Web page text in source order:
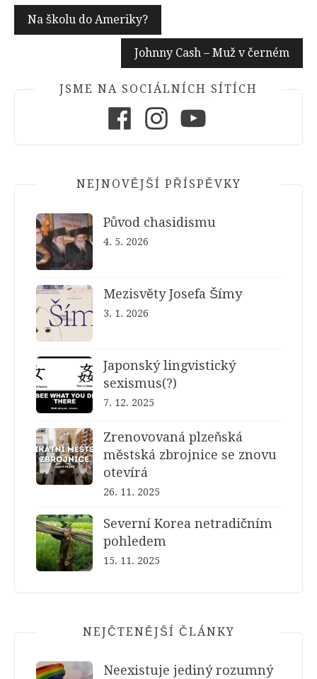
Navigace
pro
Na školu do Ameriky?
Johnny Cash – Muž v černém
JSME NA SOCIÁLNÍCH SÍTÍCH
NEJNOVĚJŠÍ PŘÍSPĚVKY
Původ chasidismu
4. 5. 2026
Mezisvěty Josefa Šímy
3. 1. 2026
Japonský lingvistický
sexismus(?)
7. 12. 2025
Zrenovovaná plzeňská
městská zbrojnice se znovu
otevírá
26. 11. 2025
Severní Korea netradičním
pohledem
15. 11. 2025
NEJČTENĚJŠÍ ČLÁNKY
Neexistuje jediný rozumný